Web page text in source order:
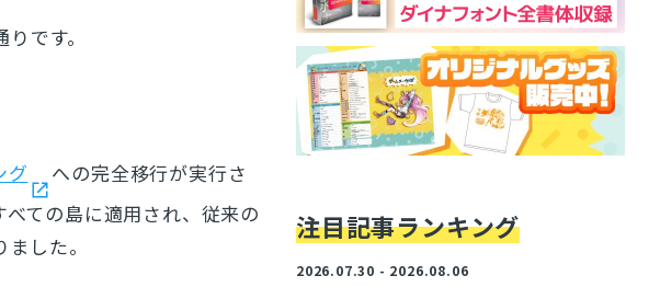
です。
グ
への完全移行が実行さ
ての島に適用され、従来の
した。
注目記事ランキング
2026.07.30 - 2026.08.06